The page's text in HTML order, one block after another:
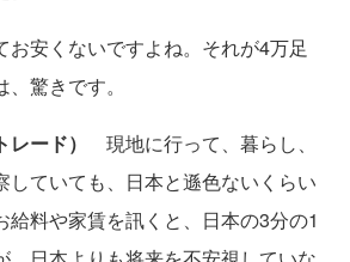
安くないですよね。それが4万足
驚きです。
ード）
現地に行って、暮らし、
していても、日本と遜色ないくらい
給料や家賃を訊くと、日本の3分の1